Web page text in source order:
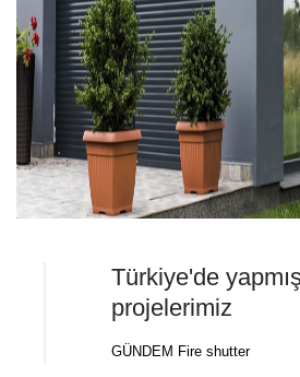
Türkiye'de
projelerimiz
GÜNDEM Fire shutter